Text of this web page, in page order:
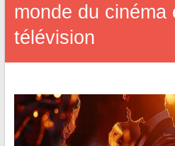
monde du cinéma
télévision